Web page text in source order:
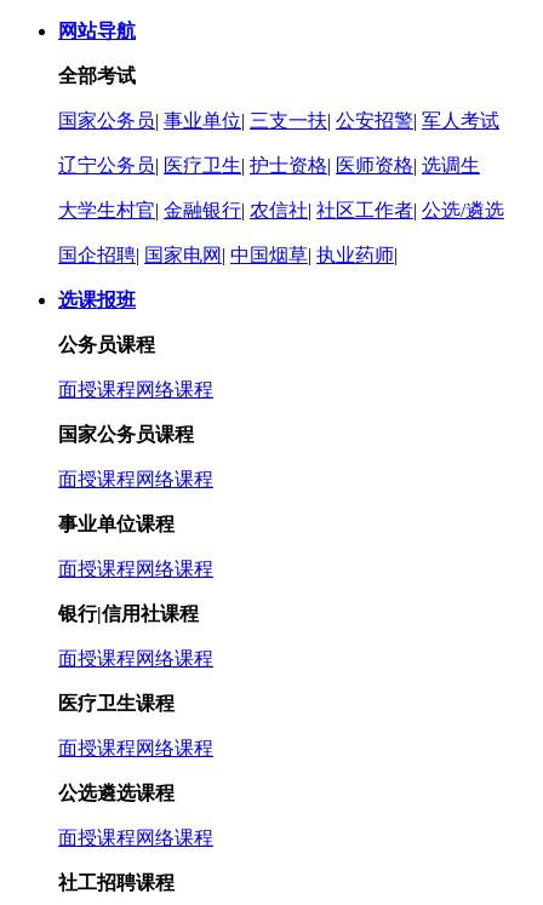
网站导航
全部考试
国家公务员| 事业单位| 三支一扶| 公安招警| 军人考试
辽宁公务员| 医疗卫生| 护士资格| 医师资格| 选调生
大学生村官| 金融银行| 农信社| 社区工作者| 公选/遴选
国企招聘| 国家电网 | 中国烟草| 执业药师|
选课报班
公务员课程
面授课程网络课程
国家公务员课程
面授课程网络课程
事业单位课程
面授课程网络课程
银行|信用社课程
面授课程网络课程
医疗卫生课程
面授课程网络课程
公选遴选课程
面授课程网络课程
社工招聘课程